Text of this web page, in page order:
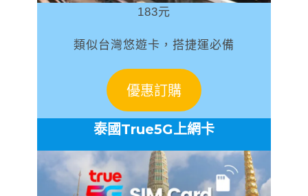
183元
類似台灣悠遊卡，搭捷運必備
優惠訂購
泰國True5G上網卡